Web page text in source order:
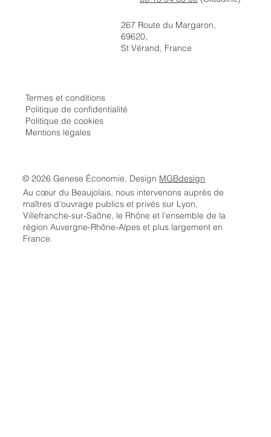
267 Route du Margaron,
69620,
St Vérand, France
Termes et conditions
Politique de confidentialité
Politique de cookies
Mentions légales
© 2026 Genese Économie. Design MGBdesign
Au cœur du Beaujolais, nous intervenons auprès de
maîtres d’ouvrage publics et privés sur Lyon,
Villefranche-sur-Saône, le Rhône et l’ensemble de la
région Auvergne-Rhône-Alpes et plus largement en
France.